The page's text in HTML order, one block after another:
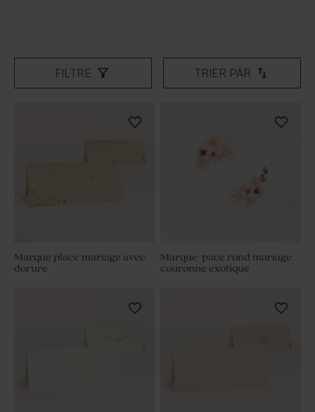
FILTRE TRIER PAR
Marque place mariage avec
dorure
Marque-pace rond mariage
couronne exotique